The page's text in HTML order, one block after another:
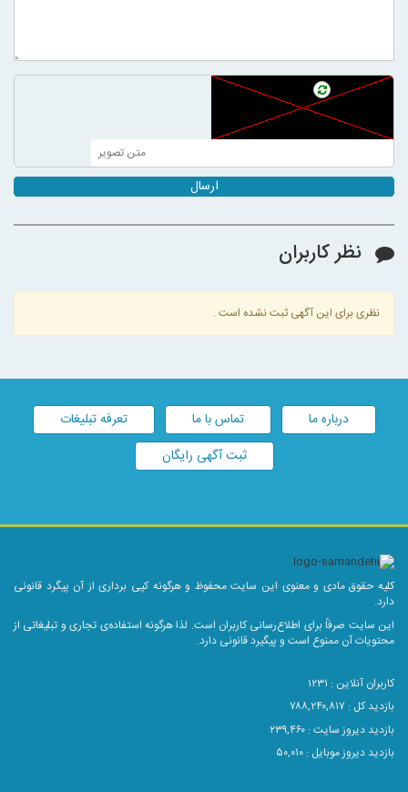
ارسال
نظر کاربران
نظری برای این آگهی ثبت نشده است .
درباره ما تماس با ما
تعرفه تبلیغات
ثبت آگهی رایگان
کلیه حقوق مادی و معنوی این سایت محفوظ و هرگونه کپی برداری از آن پیگرد قانونی
دارد.
این سایت صرفاً برای اطلاع‌رسانی کاربران است. لذا هرگونه استفاده‌ی تجاری و تبلیغاتی از
محتویات آن ممنوع است و پیگیرد قانونی دارد.
کاربران آنلاین : ۱۲۳۱
بازدید کل : ۷۸۸,۲۴۰,۸۱۷
بازدید دیروز سایت : ۲۳۹,۴۶۰
بازدید دیروز موبایل : ۵۰,۰۱۰